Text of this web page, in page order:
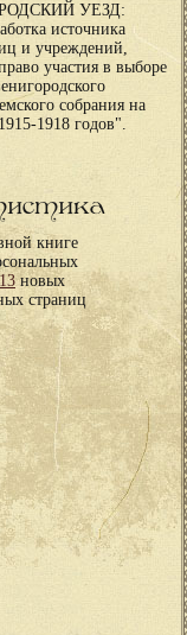
УЕЗД:
источника
и учреждений,
участия в выборе
собрания на
1918 годов".
книге
новых
страниц